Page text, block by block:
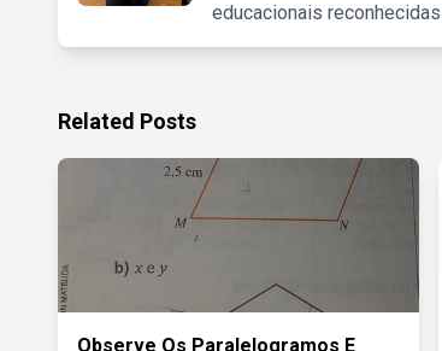
educacionais
Related Posts
Observe Os Paralelogramos E